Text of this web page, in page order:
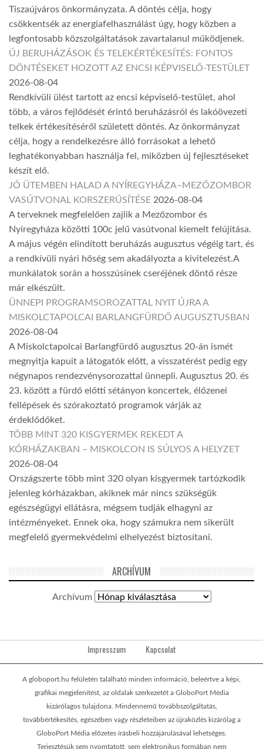
Tiszaújváros önkormányzata. A döntés célja, hogy
csökkentsék az energiafelhasználást úgy, hogy közben a
legfontosabb közszolgáltatások zavartalanul működjenek.
ÚJ BERUHÁZÁSOK ÉS TELEKÉRTÉKESÍTÉS: FONTOS
DÖNTÉSEKET HOZOTT AZ ENCSI KÉPVISELŐ-TESTÜLET
2026-08-04
Rendkívüli ülést tartott az encsi képviselő-testület, ahol
több, a város fejlődését érintő beruházásról és lakóövezeti
telkek értékesítéséről született döntés. Az önkormányzat
célja, hogy a rendelkezésre álló forrásokat a lehető
leghatékonyabban használja fel, miközben új fejlesztéseket
készít elő.
JÓ ÜTEMBEN HALAD A NYÍREGYHÁZA–MEZŐZOMBOR
VASÚTVONAL KORSZERŰSÍTÉSE 2026-08-04
A terveknek megfelelően zajlik a Mezőzombor és
Nyíregyháza közötti 100c jelű vasútvonal kiemelt felújítása.
A május végén elindított beruházás augusztus végéig tart, és
a rendkívüli nyári hőség sem akadályozta a kivitelezést.A
munkálatok során a hosszúsínek cseréjének döntő része
már elkészült.
ÜNNEPI PROGRAMSOROZATTAL NYIT ÚJRA A
MISKOLCTAPOLCAI BARLANGFÜRDŐ AUGUSZTUSBAN
2026-08-04
A Miskolctapolcai Barlangfürdő augusztus 20-án ismét
megnyitja kapuit a látogatók előtt, a visszatérést pedig egy
négynapos rendezvénysorozattal ünnepli. Augusztus 20. és
23. között a fürdő előtti sétányon koncertek, élőzenei
fellépések és szórakoztató programok várják az
érdeklődőket.
TÖBB MINT 320 KISGYERMEK REKEDT A
KÓRHÁZAKBAN – MISKOLCON IS SÚLYOS A HELYZET
2026-08-04
Országszerte több mint 320 olyan kisgyermek tartózkodik
jelenleg kórházakban, akiknek már nincs szükségük
egészségügyi ellátásra, mégsem tudják elhagyni az
intézményeket. Ennek oka, hogy számukra nem sikerült
megfelelő gyermekvédelmi elhelyezést biztosítani.
ARCHÍVUM
Archívum
Impresszum Kapcsolat
A globoport.hu felületén található minden információ, beleértve a képi,
grafikai megjelenítést, az oldalak szerkezetét a GloboPort Média
kizárólagos tulajdona. Mindennemű továbbszolgáltatás,
továbbértékesítés, egészében vagy részleteiben az újraközlés kizárólag a
GloboPort Média előzetes írásbeli hozzájárulásával lehetséges.
Terjesztésük sem nyomtatott, sem elektronikus formában nem